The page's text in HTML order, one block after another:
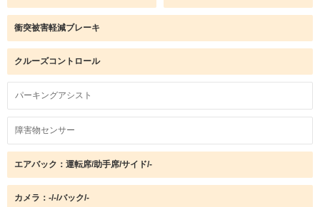
衝突被害軽減ブレーキ
クルーズコントロール
パーキングアシスト
障害物センサー
エアバック：運転席/助手席/サイド/-
カメラ：-/-/バック/-